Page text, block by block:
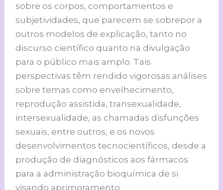
sobre os corpos, comportamentos e
subjetividades, que parecem se sobrepor a
outros modelos de explicação, tanto no
discurso científico quanto na divulgação
para o público mais amplo. Tais
perspectivas têm rendido vigorosas análises
sobre temas como envelhecimento,
reprodução assistida, transexualidade,
intersexualidade, as chamadas disfunções
sexuais, entre outros, e os novos
desenvolvimentos tecnocientíficos, desde a
produção de diagnósticos aos fármacos
para a administração bioquímica de si
visando aprimoramento.